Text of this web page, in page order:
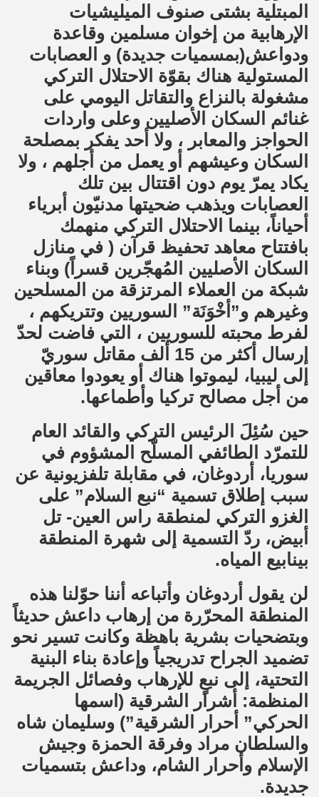
المبتلية بشتى صنوف الميليشيات
الإرهابية من إخوان مسلمين وقاعدة
ودواعش(بمسميات جديدة) و العصابات
المستولية هناك بقوّة الاحتلال التركي
مشغولة بالنزاع والتقاتل اليومي على
غنائم السكان الأصليين وعلى واردات
الحواجز والمعابر ، ولا أحد يفكر بمصلحة
السكان وعيشهم أو يعمل من أجلهم ، ولا
يكاد يمرّ يوم دون اقتتال بين تلك
العصابات ويذهب ضحيتها مدنيّون أبرياء
أحياناً، بينما الاحتلال التركي منهمك
بافتتاح معاهد تحفيظ قرآن ( في منازل
السكان الأصليين المُهجّرين قسراً) وبناء
شبكة من العملاء المرتزقة من المسلحين
وغيرهم و”أخْوَنَة” السوريين وتتريكهم ،
لفرط محبته للسوريين ، التي فاضت لحدّ
إرسال أكثر من 15 ألف مقاتل سوريّ
إلى ليبيا، ليموتوا هناك أو يعودوا معاقين
من أجل مصالح تركيا وأطماعها.
حين سُئِلَ الرئيس التركي والقائد العام
للتمرّد الطائفي المسلّح المشؤوم في
سوريا، أردوغان، في مقابلة تلفزيونية عن
سبب إطلاق تسمية “نبع السلام” على
الغزو التركي لمنطقة راس العين- تل
أبيض، ردّ التسمية إلى شهرة المنطقة
بينابيع المياه.
لن يقول أردوغان وأتباعه أننا حوّلنا هذه
المنطقة المحرّرة من إرهاب داعش حديثاً
وبتضحيات بشرية باهظة وكانت تسير نحو
تضميد الجراح تدريجياً وإعادة بناء البنية
التحتية، إلى نبعٍ للإرهاب وفصائل الجريمة
المنظمة: أشرار الشرقية (اسمها
الحركي” أحرار الشرقية”) وسليمان شاه
والسلطان مراد وفرقة الحمزة وجيش
الإسلام وأحرار الشام، وداعش بتسميات
جديدة.